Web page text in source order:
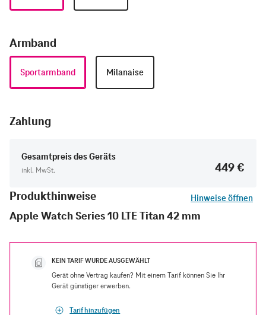
Armband
Sportarmband Milanaise
Zahlung
Gesamtpreis des Geräts
inkl. MwSt.
449 €
Produkthinweise
Hinweise öffnen
Apple Watch Series 10 LTE Titan 42 mm
KEIN TARIF WURDE AUSGEWÄHLT
Gerät ohne Vertrag kaufen? Mit einem Tarif können Sie Ihr
Gerät günstiger erwerben.
Tarif hinzufügen